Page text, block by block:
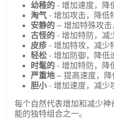
幼稚的 - 增加速度，降
淘气 - 增加攻击，降低
安静的 – 增加特殊攻
古怪的 - 增加特防，减
皮疹 - 增加特攻，减少
轻松 - 增加防御，降低
时髦的 - 增加特防，降
严重地 – 提高速度，降
胆小- 增加速度，减少
每个自然代表增加和减少
能的独特组合之一。